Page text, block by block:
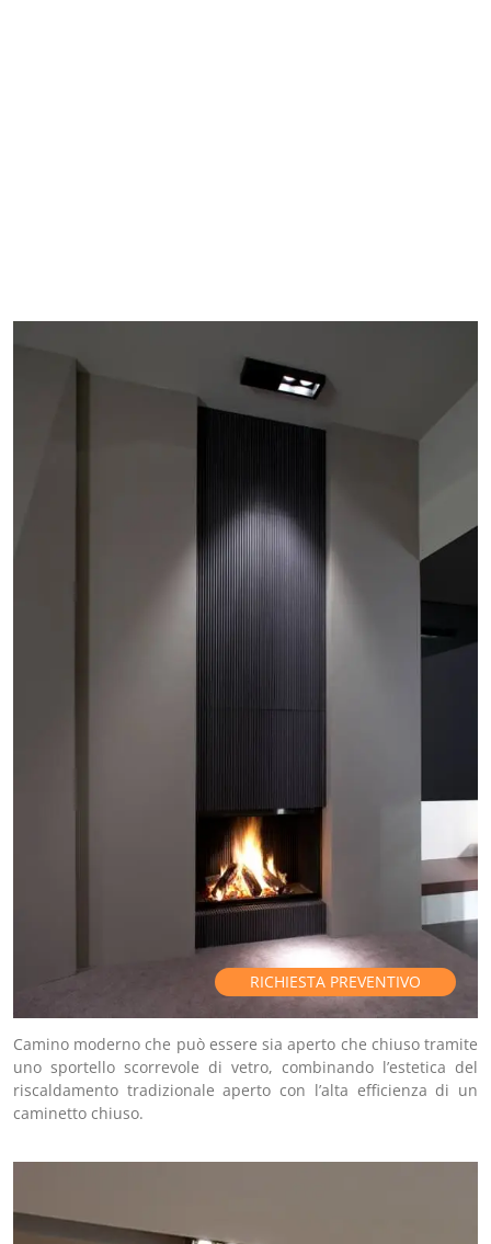
RICHIESTA PREVENTIVO
Camino moderno che può essere sia aperto che chiuso tramite
uno sportello scorrevole di vetro, combinando l’estetica del
riscaldamento tradizionale aperto con l’alta efficienza di un
caminetto chiuso.